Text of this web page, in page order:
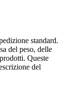
standard.
del peso, delle
Queste
del